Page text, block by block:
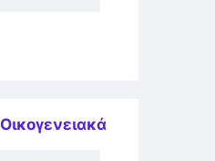
Οικογενειακά